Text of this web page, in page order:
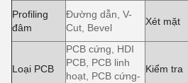
Profiling
đâm
Đường dẫn, V-
Cut, Bevel
Xét mặt
Loại PCB
PCB cứng, HDI
PCB, PCB linh
hoạt, PCB cứng-
Kiểm tra